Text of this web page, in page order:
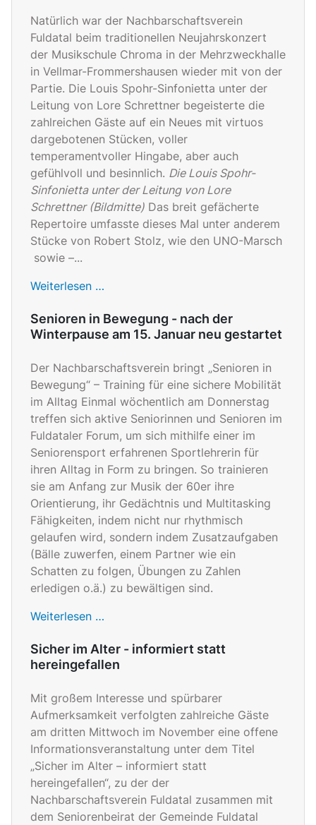
Natürlich war der Nachbarschaftsverein
Fuldatal beim traditionellen Neujahrskonzert
der Musikschule Chroma in der Mehrzweckhalle
in Vellmar-Frommershausen wieder mit von der
Partie. Die Louis Spohr-Sinfonietta unter der
Leitung von Lore Schrettner begeisterte die
zahlreichen Gäste auf ein Neues mit virtuos
dargebotenen Stücken, voller
temperamentvoller Hingabe, aber auch
gefühlvoll und besinnlich. Die Louis Spohr-
Sinfonietta unter der Leitung von Lore
Schrettner (Bildmitte) Das breit gefächerte
Repertoire umfasste dieses Mal unter anderem
Stücke von Robert Stolz, wie den UNO-Marsch
sowie –...
Weiterlesen …
Senioren in Bewegung - nach der
Winterpause am 15. Januar neu gestartet
Der Nachbarschaftsverein bringt „Senioren in
Bewegung“ – Training für eine sichere Mobilität
im Alltag Einmal wöchentlich am Donnerstag
treffen sich aktive Seniorinnen und Senioren im
Fuldataler Forum, um sich mithilfe einer im
Seniorensport erfahrenen Sportlehrerin für
ihren Alltag in Form zu bringen. So trainieren
sie am Anfang zur Musik der 60er ihre
Orientierung, ihr Gedächtnis und Multitasking
Fähigkeiten, indem nicht nur rhythmisch
gelaufen wird, sondern indem Zusatzaufgaben
(Bälle zuwerfen, einem Partner wie ein
Schatten zu folgen, Übungen zu Zahlen
erledigen o.ä.) zu bewältigen sind.
Weiterlesen …
Sicher im Alter - informiert statt
hereingefallen
Mit großem Interesse und spürbarer
Aufmerksamkeit verfolgten zahlreiche Gäste
am dritten Mittwoch im November eine offene
Informationsveranstaltung unter dem Titel
„Sicher im Alter – informiert statt
hereingefallen“, zu der der
Nachbarschaftsverein Fuldatal zusammen mit
dem Seniorenbeirat der Gemeinde Fuldatal